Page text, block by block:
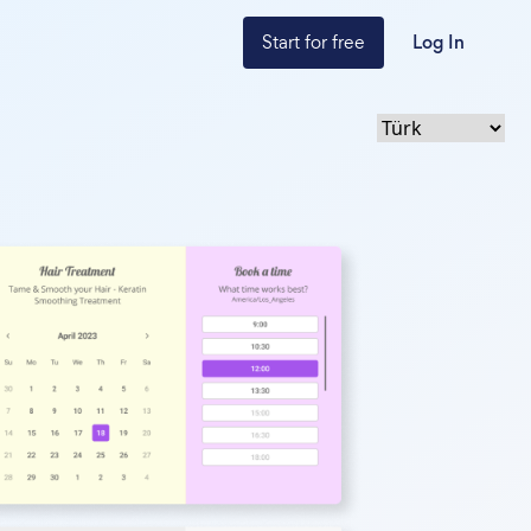
Start for free Log In